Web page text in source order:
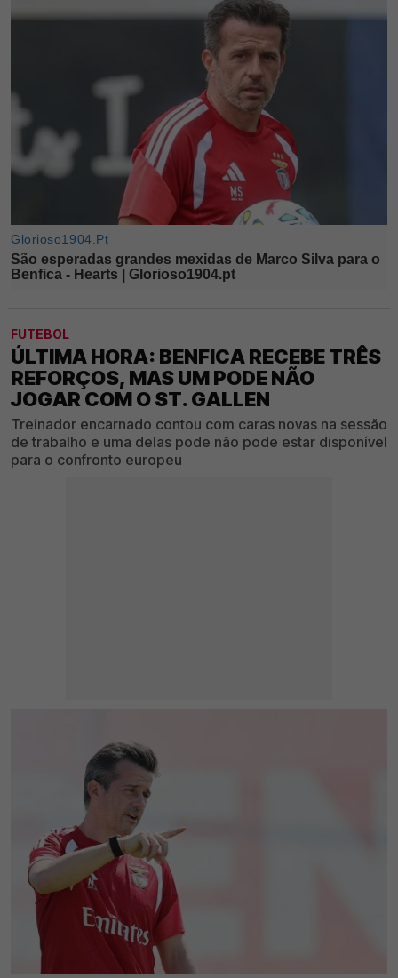
FUTEBOL
ÚLTIMA HORA: BENFICA RECEBE TRÊS
REFORÇOS, MAS UM PODE NÃO
JOGAR COM O ST. GALLEN
Treinador encarnado contou com caras novas na sessão
de trabalho e uma delas pode não pode estar disponível
para o confronto europeu